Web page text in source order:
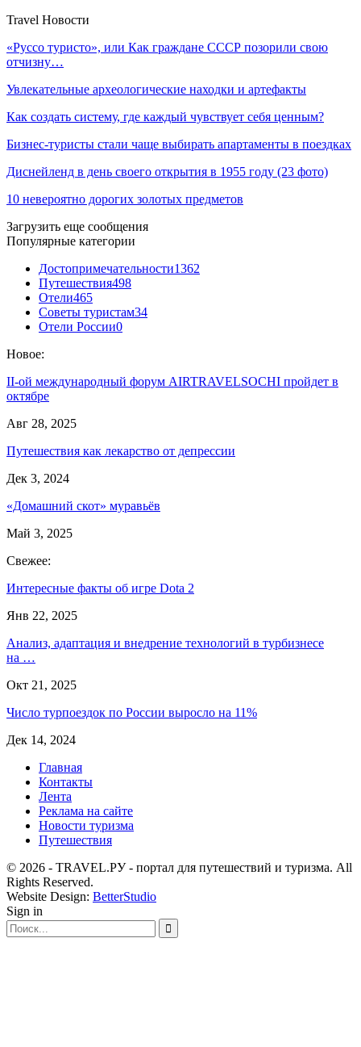
Travel Новости
«Руссо туристо», или Как граждане СССР позорили свою
отчизну…
Увлекательные археологические находки и артефакты
Как создать систему, где каждый чувствует себя ценным?
Бизнес-туристы стали чаще выбирать апартаменты в поездках
Диснейленд в день своего открытия в 1955 году (23 фото)
10 невероятно дорогих золотых предметов
Загрузить еще сообщения
Популярные категории
Достопримечательности1362
Путешествия498
Отели465
Советы туристам34
Отели России0
Новое:
II-ой международный форум AIRTRAVELSOCHI пройдет в
октябре
Авг 28, 2025
Путешествия как лекарство от депрессии
Дек 3, 2024
«Домашний скот» муравьёв
Май 3, 2025
Свежее:
Интересные факты об игре Dota 2
Янв 22, 2025
Анализ, адаптация и внедрение технологий в турбизнесе
на …
Окт 21, 2025
Число турпоездок по России выросло на 11%
Дек 14, 2024
Главная
Контакты
Лента
Реклама на сайте
Новости туризма
Путешествия
© 2026 - TRAVEL.РУ - портал для путешествий и туризма. All
Rights Reserved.
Website Design: BetterStudio
Sign in